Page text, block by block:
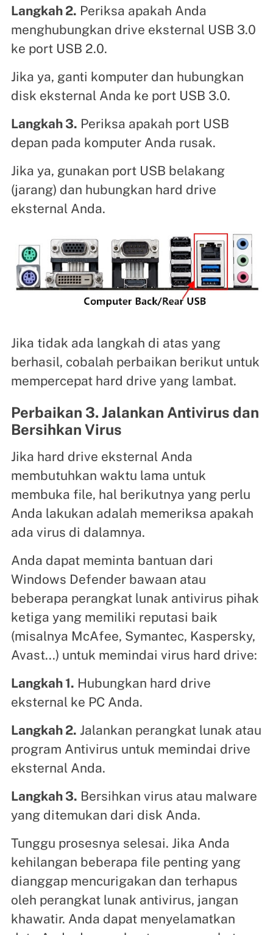
Langkah 2. Periksa apakah Anda
menghubungkan drive eksternal USB 3.0
ke port USB 2.0.
Jika ya, ganti komputer dan hubungkan
disk eksternal Anda ke port USB 3.0.
Langkah 3. Periksa apakah port USB
depan pada komputer Anda rusak.
Jika ya, gunakan port USB belakang
(jarang) dan hubungkan hard drive
eksternal Anda.
Jika tidak ada langkah di atas yang
berhasil, cobalah perbaikan berikut untuk
mempercepat hard drive yang lambat.
Perbaikan 3. Jalankan Antivirus dan
Bersihkan Virus
Jika hard drive eksternal Anda
membutuhkan waktu lama untuk
membuka file, hal berikutnya yang perlu
Anda lakukan adalah memeriksa apakah
ada virus di dalamnya.
Anda dapat meminta bantuan dari
Windows Defender bawaan atau
beberapa perangkat lunak antivirus pihak
ketiga yang memiliki reputasi baik
(misalnya McAfee, Symantec, Kaspersky,
Avast...) untuk memindai virus hard drive:
Langkah 1. Hubungkan hard drive
eksternal ke PC Anda.
Langkah 2. Jalankan perangkat lunak atau
program Antivirus untuk memindai drive
eksternal Anda.
Langkah 3. Bersihkan virus atau malware
yang ditemukan dari disk Anda.
Tunggu prosesnya selesai. Jika Anda
kehilangan beberapa file penting yang
dianggap mencurigakan dan terhapus
oleh perangkat lunak antivirus, jangan
khawatir. Anda dapat menyelamatkan